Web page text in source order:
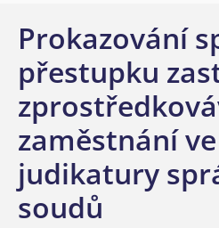
Prokazování
přestupku
zaměstnání
judikatury
soudů